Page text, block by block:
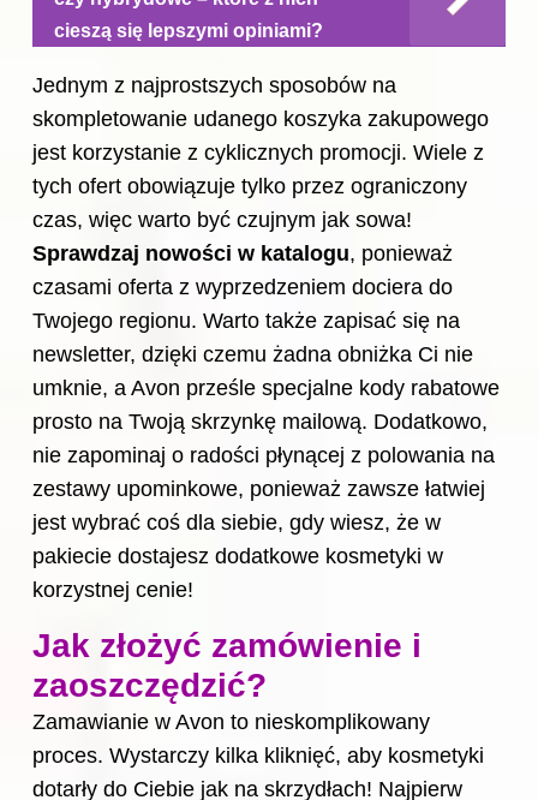
cieszą się lepszymi opiniami?
Jednym z najprostszych sposobów na
skompletowanie udanego koszyka zakupowego
jest korzystanie z cyklicznych promocji. Wiele z
tych ofert obowiązuje tylko przez ograniczony
czas, więc warto być czujnym jak sowa!
Sprawdzaj nowości w katalogu, ponieważ
czasami oferta z wyprzedzeniem dociera do
Twojego regionu. Warto także zapisać się na
newsletter, dzięki czemu żadna obniżka Ci nie
umknie, a Avon prześle specjalne kody rabatowe
prosto na Twoją skrzynkę mailową. Dodatkowo,
nie zapominaj o radości płynącej z polowania na
zestawy upominkowe, ponieważ zawsze łatwiej
jest wybrać coś dla siebie, gdy wiesz, że w
pakiecie dostajesz dodatkowe kosmetyki w
korzystnej cenie!
Jak złożyć zamówienie i
zaoszczędzić?
Zamawianie w Avon to nieskomplikowany
proces. Wystarczy kilka kliknięć, aby kosmetyki
dotarły do Ciebie jak na skrzydłach! Najpierw